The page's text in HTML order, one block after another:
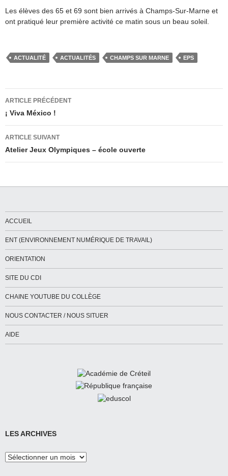
Les élèves des 65 et 69 sont bien arrivés à Champs-Sur-Marne et
ont pratiqué leur première activité ce matin sous un beau soleil.
ACTUALITÉ ACTUALITÉS CHAMPS SUR MARNE EPS
Navigation
des
articles
ARTICLE PRÉCÉDENT
¡ Viva México !
ARTICLE SUIVANT
Atelier Jeux Olympiques – école ouverte
ACCUEIL
ENT (ENVIRONNEMENT NUMÉRIQUE DE TRAVAIL)
ORIENTATION
SITE DU CDI
CHAINE YOUTUBE DU COLLÈGE
NOUS CONTACTER / NOUS SITUER
AIDE
LES ARCHIVES
Les